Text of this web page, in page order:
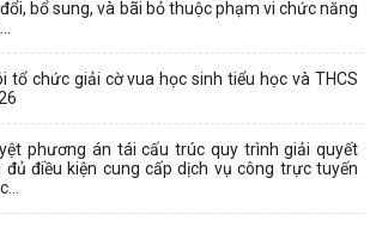
bổ sung, và bãi bỏ thuộc phạm vi chức năng
tổ chức giải cờ vua học sinh tiểu học và THCS
phương án tái cấu trúc quy trình giải quyết
điều kiện cung cấp dịch vụ công trực tuyến